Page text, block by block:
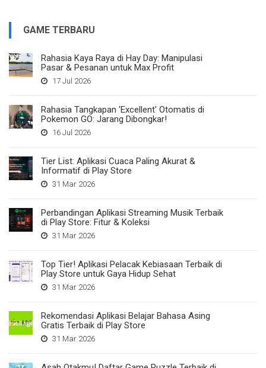
GAME TERBARU
Rahasia Kaya Raya di Hay Day: Manipulasi
Pasar & Pesanan untuk Max Profit
17 Jul 2026
Rahasia Tangkapan 'Excellent' Otomatis di
Pokemon GO: Jarang Dibongkar!
16 Jul 2026
Tier List: Aplikasi Cuaca Paling Akurat &
Informatif di Play Store
31 Mar 2026
Perbandingan Aplikasi Streaming Musik Terbaik
di Play Store: Fitur & Koleksi
31 Mar 2026
Top Tier! Aplikasi Pelacak Kebiasaan Terbaik di
Play Store untuk Gaya Hidup Sehat
31 Mar 2026
Rekomendasi Aplikasi Belajar Bahasa Asing
Gratis Terbaik di Play Store
31 Mar 2026